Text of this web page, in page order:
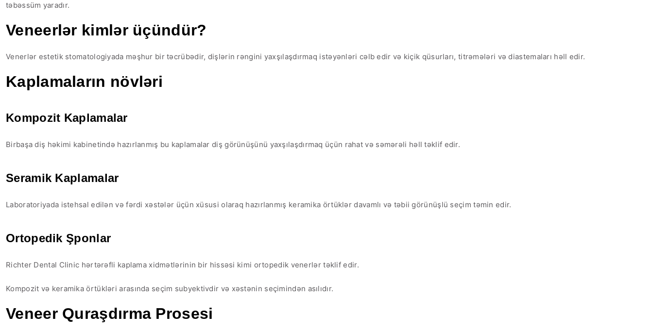
təbəssüm yaradır.
Veneerlər kimlər üçündür?
Venerlər estetik stomatologiyada məşhur bir təcrübədir, dişlərin rəngini yaxşılaşdırmaq istəyənləri cəlb edir və kiçik qüsurları, titrəmələri və diastemaları həll edir.
Kaplamaların növləri
Kompozit Kaplamalar
Birbaşa diş həkimi kabinetində hazırlanmış bu kaplamalar diş görünüşünü yaxşılaşdırmaq üçün rahat və səmərəli həll təklif edir.
Seramik Kaplamalar
Laboratoriyada istehsal edilən və fərdi xəstələr üçün xüsusi olaraq hazırlanmış keramika örtüklər davamlı və təbii görünüşlü seçim təmin edir.
Ortopedik Şponlar
Richter Dental Clinic hərtərəfli kaplama xidmətlərinin bir hissəsi kimi ortopedik venerlər təklif edir.
Kompozit və keramika örtükləri arasında seçim subyektivdir və xəstənin seçimindən asılıdır.
Veneer Quraşdırma Prosesi